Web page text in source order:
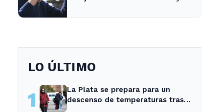
LO ÚLTIMO
1
La Plata se prepara para un
descenso de temperaturas tras